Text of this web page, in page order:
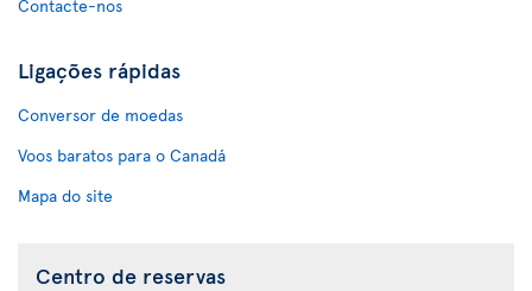
Contacte-nos
Ligações rápidas
Conversor de moedas
Voos baratos para o Canadá
Mapa do site
Centro de reservas